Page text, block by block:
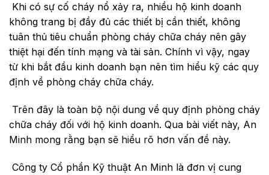
Khi có sự cố cháy nổ xảy ra, nhiều hộ kinh doanh
không trang bị đầy đủ các thiết bị cần thiết, không
tuân thủ tiêu chuẩn phòng cháy chữa cháy nên gây
thiệt hại đến tính mạng và tài sản. Chính vì vậy, ngay
từ khi bắt đầu kinh doanh bạn nên tìm hiểu kỹ các quy
định về phòng cháy chữa cháy.
Trên đây là toàn bộ nội dung về quy định phòng cháy
chữa cháy đối với hộ kinh doanh. Qua bài viết này, An
Minh mong rằng bạn sẽ hiểu rõ hơn vấn đề này.
Công ty Cổ phần Kỹ thuật An Minh là đơn vị cung